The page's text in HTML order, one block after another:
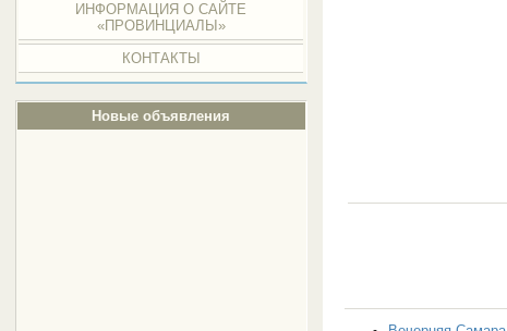
ИНФОРМАЦИЯ О САЙТЕ
«ПРОВИНЦИАЛЫ»
КОНТАКТЫ
Новые объявления